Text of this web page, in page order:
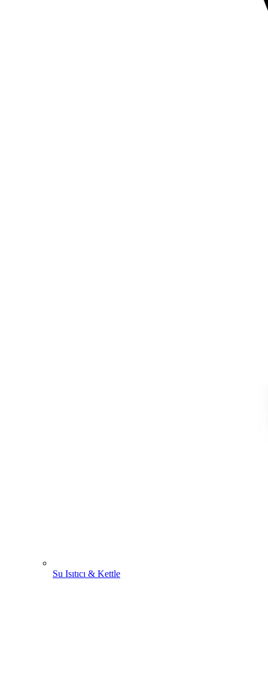
Su Isıtıcı & Kettle